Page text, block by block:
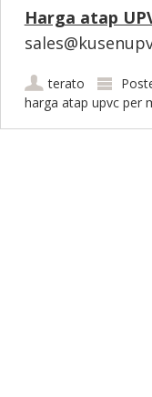
Harga atap
terato
harga atap upvc per